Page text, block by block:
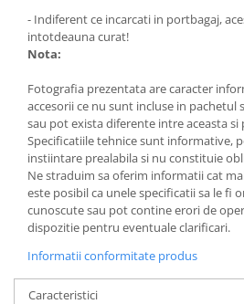
- Indiferent ce incarcati in portbagaj,
intotdeauna curat!
Nota:
Fotografia prezentata are caracter
accesorii ce nu sunt incluse in
sau pot exista diferente intre aceasta
Specificatiile tehnice sunt informative,
instiintare prealabila si nu constituie
Ne straduim sa oferim informatii cat
este posibil ca unele specificatii sa le fi
cunoscute sau pot contine erori de
dispozitie pentru eventuale clarificari.
Informatii conformitate produs
Caracteristici